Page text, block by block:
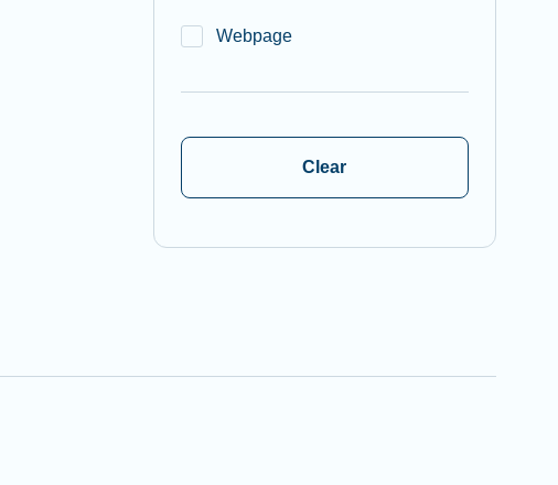
Webpage
Clear